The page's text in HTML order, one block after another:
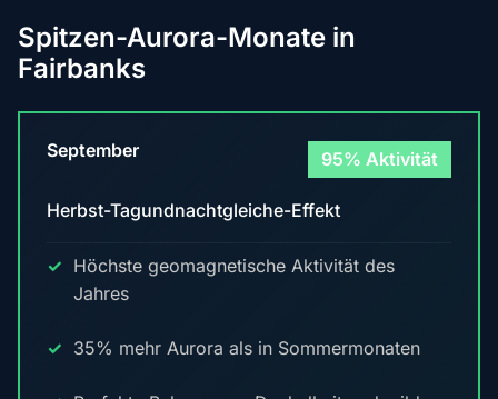
Spitzen-Aurora-Monate in
Fairbanks
September 95% Aktivität
Herbst-Tagundnachtgleiche-Effekt
Höchste geomagnetische Aktivität des
Jahres
35% mehr Aurora als in Sommermonaten